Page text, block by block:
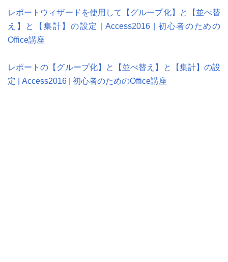
レポートウィザードを使用して【グループ化】と【並べ替
え】と【集計】の設定 | Access2016 | 初心者のための
Office講座
レポートの【グループ化】と【並べ替え】と【集計】の設
定 | Access2016 | 初心者のためのOffice講座